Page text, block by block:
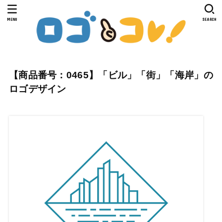
SEARCH
MENU
【商品番号：0465】「ビル」「街」「海岸」の
ロゴデザイン